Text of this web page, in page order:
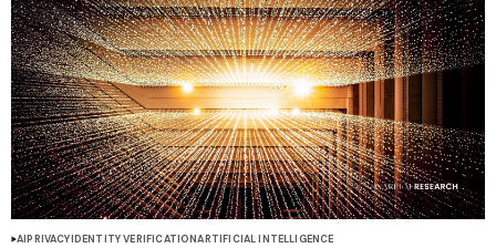
AIPRIVACYIDENTITY VERIFICATIONARTIFICIAL INTELLIGENCE